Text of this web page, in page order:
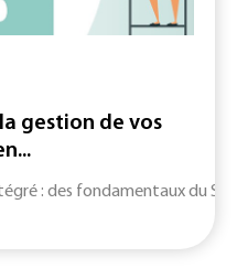
gestion de vos
: des fondamentaux du